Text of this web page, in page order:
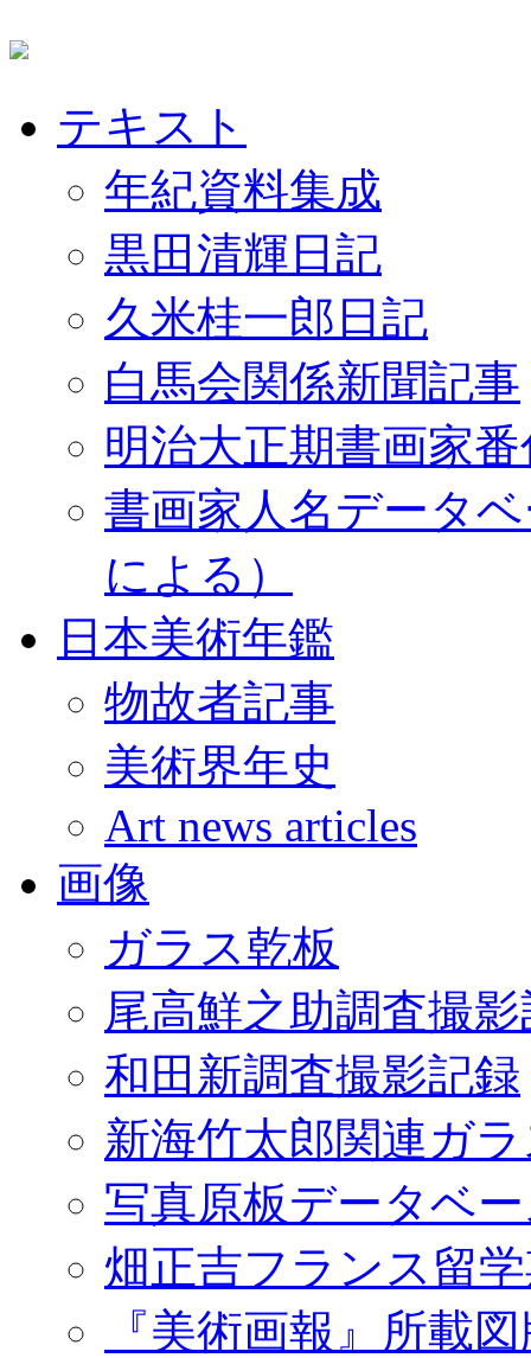
テキスト
年紀資料集成
黒田清輝日記
久米桂一郎日記
白馬会関係新聞記事
明治大正期書画家
書画家人名データ
による）
日本美術年鑑
物故者記事
美術界年史
Art news articles
画像
ガラス乾板
尾高鮮之助調査撮
和田新調査撮影記録
新海竹太郎関連ガ
写真原板データベ
畑正吉フランス留
『美術画報』所載